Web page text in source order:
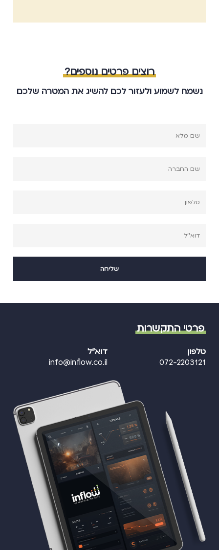
רוצים פרטים נוספים?
נשמח לשמוע ולעזור לכם להשיג את המטרה שלכם
פרטי התקשרות
דוא"ל
info@inflow.co.il
טלפון
072-2203121